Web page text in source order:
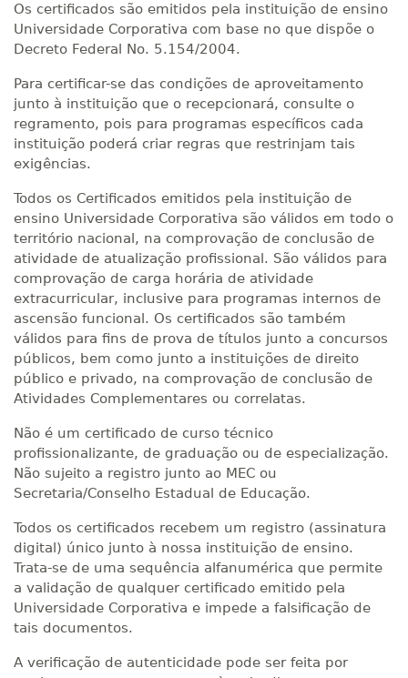
Os certificados são emitidos pela instituição de ensino
Universidade Corporativa com base no que dispõe o
Decreto Federal No. 5.154/2004.
Para certificar-se das condições de aproveitamento
junto à instituição que o recepcionará, consulte o
regramento, pois para programas específicos cada
instituição poderá criar regras que restrinjam tais
exigências.
Todos os Certificados emitidos pela instituição de
ensino Universidade Corporativa são válidos em todo o
território nacional, na comprovação de conclusão de
atividade de atualização profissional. São válidos para
comprovação de carga horária de atividade
extracurricular, inclusive para programas internos de
ascensão funcional. Os certificados são também
válidos para fins de prova de títulos junto a concursos
públicos, bem como junto a instituições de direito
público e privado, na comprovação de conclusão de
Atividades Complementares ou correlatas.
Não é um certificado de curso técnico
profissionalizante, de graduação ou de especialização.
Não sujeito a registro junto ao MEC ou
Secretaria/Conselho Estadual de Educação.
Todos os certificados recebem um registro (assinatura
digital) único junto à nossa instituição de ensino.
Trata-se de uma sequência alfanumérica que permite
a validação de qualquer certificado emitido pela
Universidade Corporativa e impede a falsificação de
tais documentos.
A verificação de autenticidade pode ser feita por